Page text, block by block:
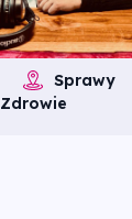
Sprawy
Zdrowie